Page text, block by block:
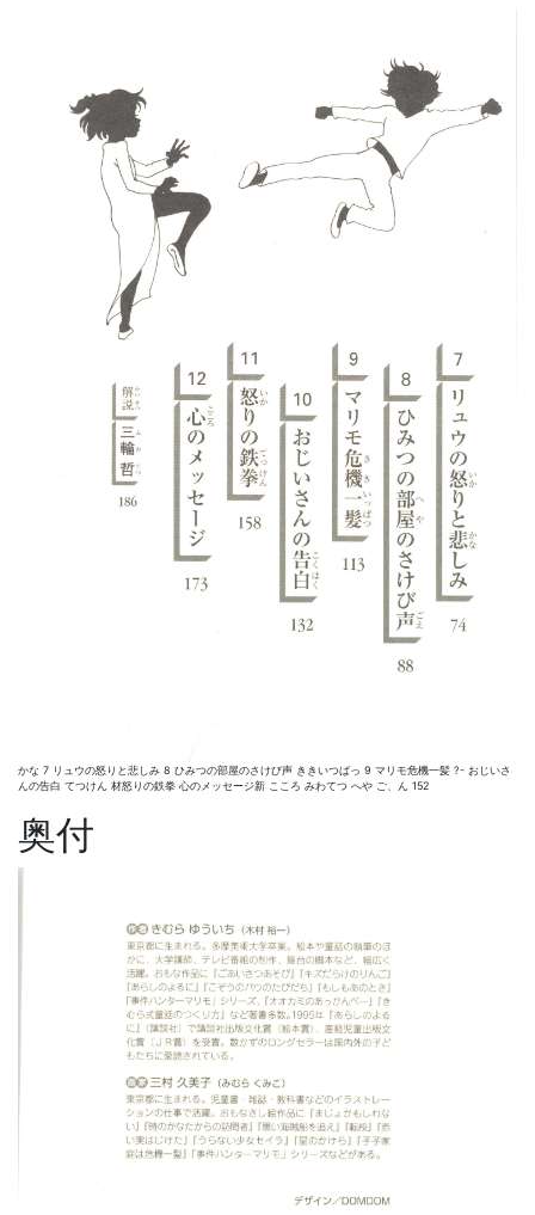
かな 7 リュウの怒りと悲しみ 8 ひみつの部屋のさけび声 ききいつばっ 9 マリモ危機一髪 ?- おじいさ
んの告白 てつけん 材怒りの鉄拳 心のメッセージ新 こころ みわてつ へや ご、ん 152
奥付